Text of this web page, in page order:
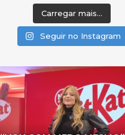
Carregar mais...
Seguir no Instagram